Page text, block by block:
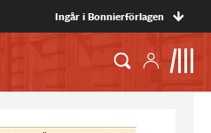
Ingår i Bonnierförlagen